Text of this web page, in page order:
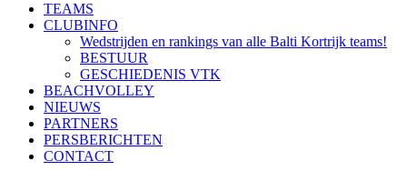
TEAMS
CLUBINFO
Wedstrijden en rankings van alle Balti Kortrijk teams!
BESTUUR
GESCHIEDENIS VTK
BEACHVOLLEY
NIEUWS
PARTNERS
PERSBERICHTEN
CONTACT